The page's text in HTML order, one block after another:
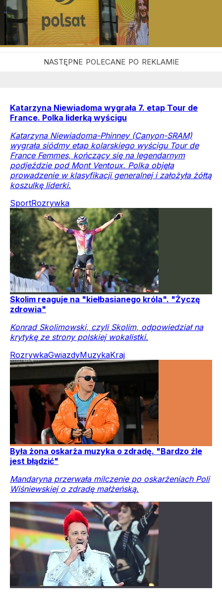
Katarzyna Niewiadoma wygrała 7. etap Tour de
France. Polka liderką wyścigu
Katarzyna Niewiadoma-Phinney (Canyon-SRAM)
wygrała siódmy etap kolarskiego wyścigu Tour de
France Femmes, kończący się na legendarnym
podjeździe pod Mont Ventoux. Polka objęła
prowadzenie w klasyfikacji generalnej i założyła żółtą
koszulkę liderki.
SportRozrywka
Skolim reaguje na "kiełbasianego króla". "Życzę
zdrowia"
Konrad Skolimowski, czyli Skolim, odpowiedział na
krytykę ze strony polskiej wokalistki.
RozrywkaGwiazdyMuzykaKraj
Była żona oskarża muzyka o zdradę. "Bardzo źle
jest błądzić"
Mandaryna przerwała milczenie po oskarżeniach Poli
Wiśniewskiej o zdradę małżeńską.